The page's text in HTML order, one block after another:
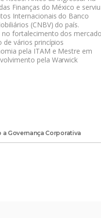
Finanças do México e serviu
Internacionais do Banco
(CNBV) do país.
fortalecimento dos
de vários princípios
pela ITAM e Mestre em
pela Warwick
Governança Corporativa